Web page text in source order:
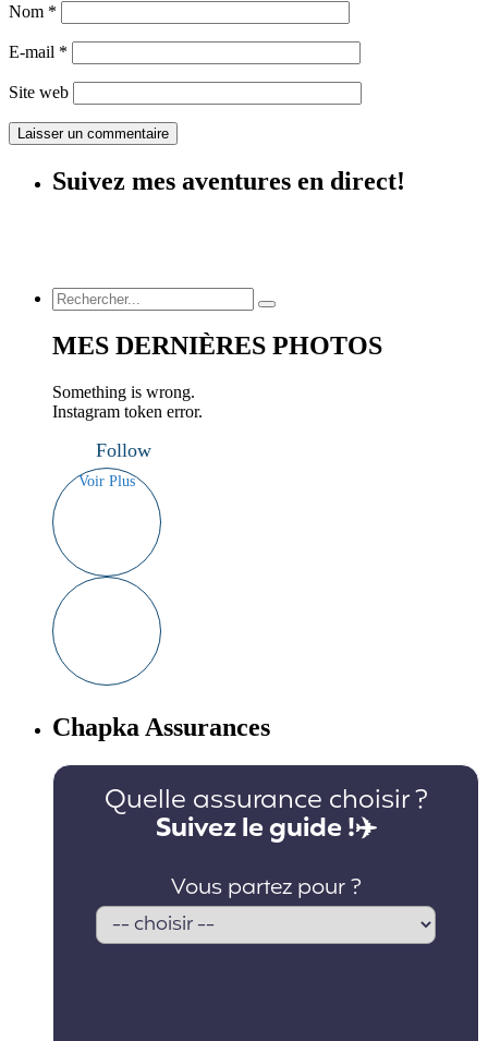
Nom *
E-mail *
Site web
Suivez mes aventures en direct!
MES DERNIÈRES PHOTOS
Something is wrong.
Instagram token error.
Follow
Voir Plus
Chapka Assurances